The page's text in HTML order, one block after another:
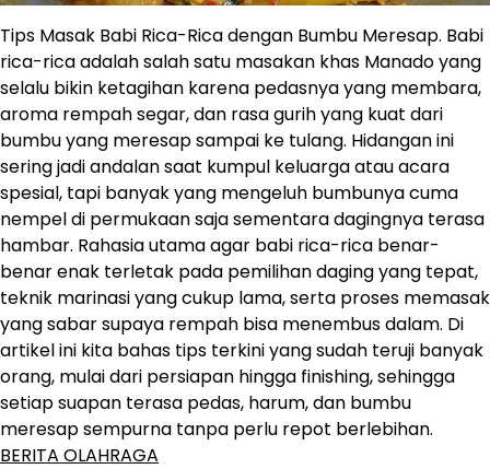
Tips Masak Babi Rica-Rica dengan Bumbu Meresap. Babi
rica-rica adalah salah satu masakan khas Manado yang
selalu bikin ketagihan karena pedasnya yang membara,
aroma rempah segar, dan rasa gurih yang kuat dari
bumbu yang meresap sampai ke tulang. Hidangan ini
sering jadi andalan saat kumpul keluarga atau acara
spesial, tapi banyak yang mengeluh bumbunya cuma
nempel di permukaan saja sementara dagingnya terasa
hambar. Rahasia utama agar babi rica-rica benar-
benar enak terletak pada pemilihan daging yang tepat,
teknik marinasi yang cukup lama, serta proses memasak
yang sabar supaya rempah bisa menembus dalam. Di
artikel ini kita bahas tips terkini yang sudah teruji banyak
orang, mulai dari persiapan hingga finishing, sehingga
setiap suapan terasa pedas, harum, dan bumbu
meresap sempurna tanpa perlu repot berlebihan.
BERITA OLAHRAGA